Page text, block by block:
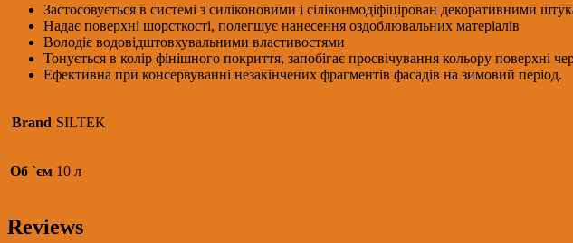
Застосовується в системі з силіконовими і сіліконмодіфіцірован декоративними
Надає поверхні шорсткості, полегшує нанесення оздоблювальних матеріалів
Володіє водовідштовхувальними властивостями
Тонується в колір фінішного покриття, запобігає просвічування кольору поверхні
Ефективна при консервуванні незакінчених фрагментів фасадів на зимовий період.
Brand SILTEK
Об `єм 10 л
Reviews